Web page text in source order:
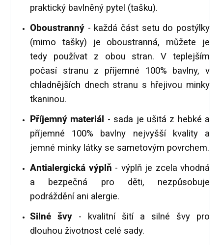
praktický bavlněný pytel (tašku).
Oboustranný - každá část setu do postýlky
(mimo tašky) je oboustranná, můžete je
tedy používat z obou stran. V teplejším
počasí stranu z příjemné 100% bavlny, v
chladnějších dnech stranu s hřejivou minky
tkaninou.
Příjemný materiál - sada je ušitá z hebké a
příjemné 100% bavlny nejvyšší kvality a
jemné minky látky se sametovým povrchem.
Antialergická výplň - výplň je zcela vhodná
a bezpečná pro děti, nezpůsobuje
podráždění ani alergie.
Silné švy - kvalitní šití a silné švy pro
dlouhou životnost celé sady.